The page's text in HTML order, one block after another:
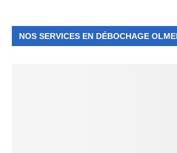
NOS SERVICES EN DÉBOCHAGE